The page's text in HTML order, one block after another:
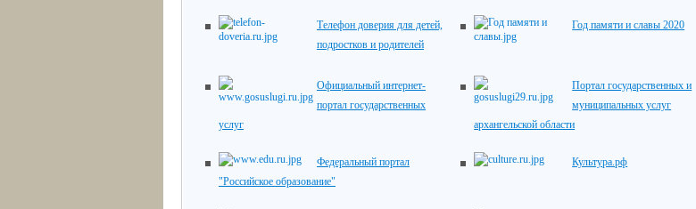
Телефон доверия для детей,
подростков и родителей
Год памяти и славы 2020
Официальный интернет-
портал государственных
услуг
Портал государственных и
муниципальных услуг
архангельской области
Федеральный портал
"Российское образование"
Культура.рф